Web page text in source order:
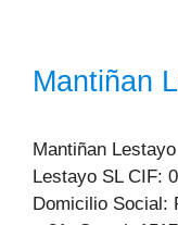
Mantiñan
Mantiñan
Lestayo SL CIF:
Domicilio Social: